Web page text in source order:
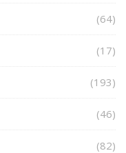
(64)
(17)
(193)
(46)
(82)